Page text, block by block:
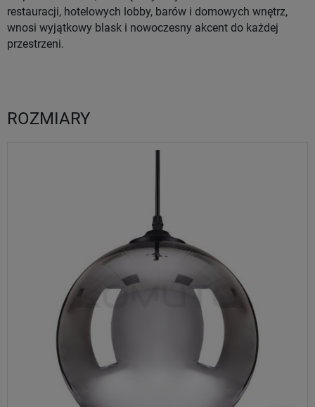
restauracji, hotelowych lobby, barów i domowych wnętrz,
wnosi wyjątkowy blask i nowoczesny akcent do każdej
przestrzeni.
ROZMIARY